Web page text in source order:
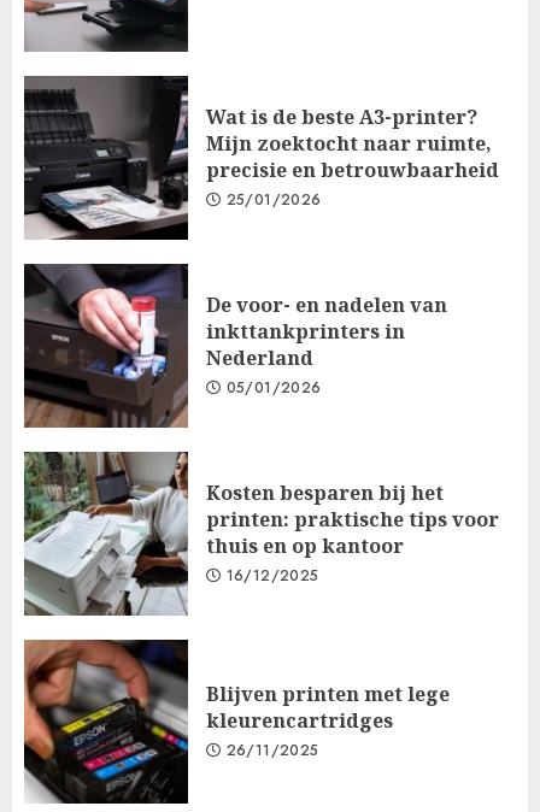
Wat is de beste A3-printer?
Mijn zoektocht naar ruimte,
precisie en betrouwbaarheid
25/01/2026
De voor- en nadelen van
inkttankprinters in
Nederland
05/01/2026
Kosten besparen bij het
printen: praktische tips voor
thuis en op kantoor
16/12/2025
Blijven printen met lege
kleurencartridges
26/11/2025